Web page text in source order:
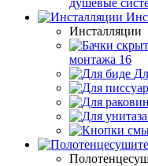
душевые
Инсталляции
монтажа 16